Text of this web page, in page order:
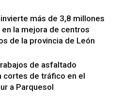
más de 3,8 millones
la mejora de centros
de la provincia de León
de asfaltado
cortes de tráfico en el
a Parquesol